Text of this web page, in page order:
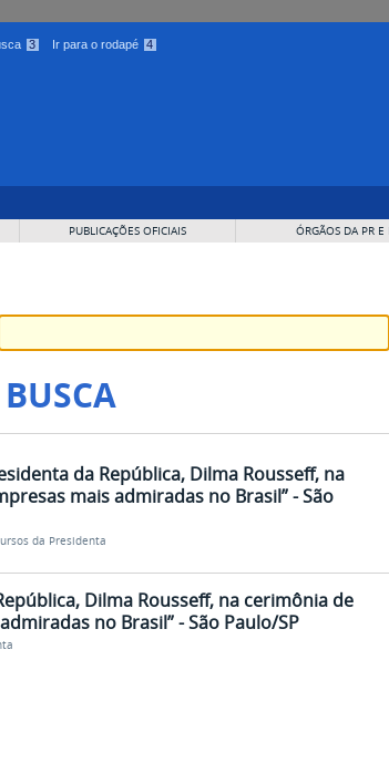
3 Ir para o rodapé 4
PUBLICAÇÕES OFICIAIS ÓRGÃOS DA PR
da República, Dilma Rousseff, na
mais admiradas no Brasil” - São
da Presidenta
Dilma Rousseff, na cerimônia de
no Brasil” - São Paulo/SP